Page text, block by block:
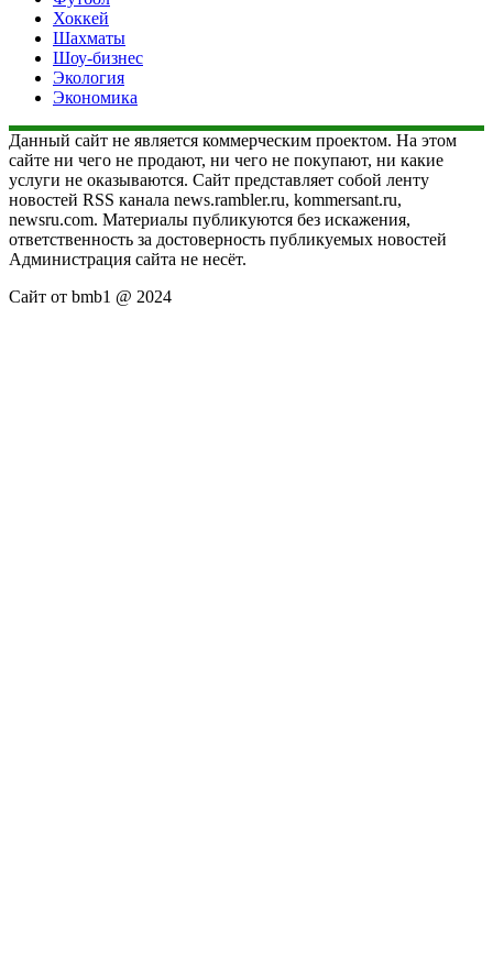
Хоккей
Шахматы
Шоу-бизнес
Экология
Экономика
Данный сайт не является коммерческим проектом. На этом
сайте ни чего не продают, ни чего не покупают, ни какие
услуги не оказываются. Сайт представляет собой ленту
новостей RSS канала news.rambler.ru, kommersant.ru,
newsru.com. Материалы публикуются без искажения,
ответственность за достоверность публикуемых новостей
Администрация сайта не несёт.
Сайт от bmb1 @ 2024